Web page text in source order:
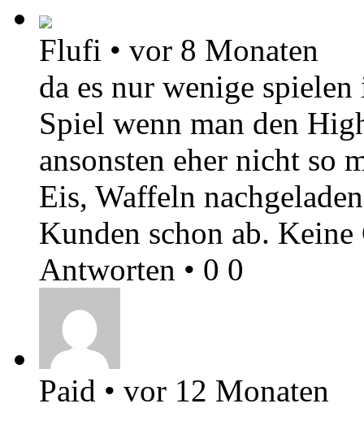
Flufi • vor 8 Monaten
da es nur wenige
Spiel wenn man den
ansonsten eher nicht so
Eis, Waffeln
Kunden schon ab.
Antworten • 0 0
Paid • vor 12 Monaten